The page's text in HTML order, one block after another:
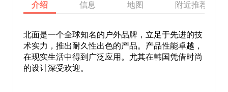
介绍 信息 地图 附近推荐景点
北面是一个全球知名的户外品牌，立足于先进的技
术实力，推出耐久性出色的产品。产品性能卓越，
在现实生活中得到广泛应用。尤其在韩国凭借时尚
的设计深受欢迎。